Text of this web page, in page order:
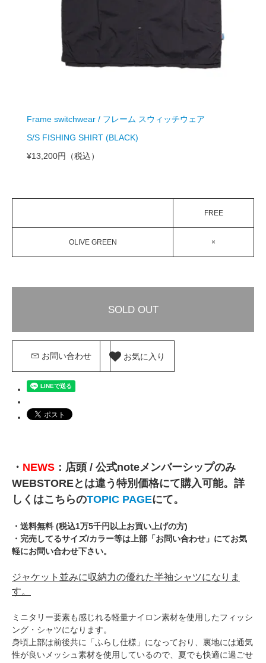
Frame switchwear / フレーム スウィッチウェア
S/S FISHING SHIRT (BLACK)
¥13,200円 （税込）
FREE
OLIVE GREEN ×
SOLD OUT
お問い合わせ お気に入り
・ NEWS ：店頭 / 公式noteメンバーシップのみ
WEBSTOREとは違う特別価格にて購入可能。詳
しくはこちらのTOPIC PAGEにて。
・送料無料 (税込1万5千円以上お買い上げの方)
・完売してるサイズ/カラー等は上部「お問い合わせ」にてお気
軽にお問い合わせ下さい。
ジャケット並みに収納力の優れた半袖シャツになりま
す。
ミニタリー要素も感じれる軽量ナイロン素材を使用したフィッシ
ング・シャツになります。
身頃上部は前後共に「ふらし仕様」になっており、裏地には通気
性が良いメッシュ素材を使用しているので、夏でも快適に過ごせ